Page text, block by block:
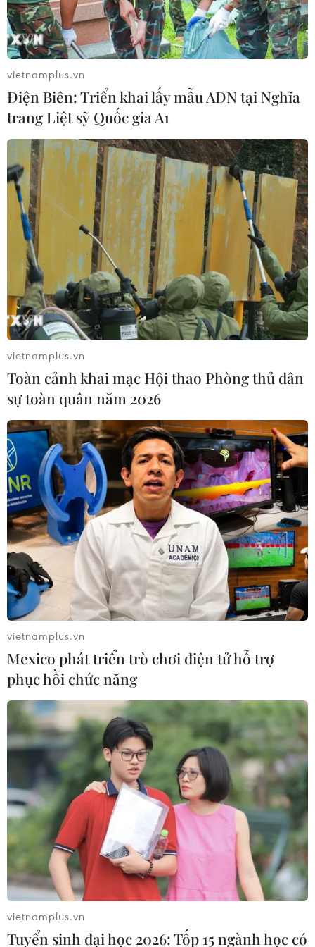
7.500 phiến quân Syria thân Thổ Nhĩ Kỳ
tiếp tục đổ về Libya
25/04/2020 13:44
Thổ Nhĩ Kỳ đã đề nghị mức lương 2.000 USD/tháng
dành cho các phiến quân Syria đồng ý đến Libya tham
chiến theo hợp đồng có thời hạn từ 3-6 tháng.
Syria chặn đứng cuộc tấn công từ không
phận Liban
27/04/2020 04:01
Hệ thống phòng không của Syria đã chặn đứng "hành
động xâm lược của Israel" từ không phận Liban, và bắn
hạ một số rocket trước khi chúng đến mục tiêu.
Syria: 7 người thương vong trong vụ không
vietnamplus.vn
Điện Biên: Triển khai lấy mẫu ADN tại Nghĩa
trang Liệt sỹ Quốc gia A1
vietnamplus.vn
Toàn cảnh khai mạc Hội thao Phòng thủ dân
sự toàn quân năm 2026
vietnamplus.vn
Mexico phát triển trò chơi điện tử hỗ trợ
phục hồi chức năng
vietnamplus.vn
Tuyển sinh đại học 2026: Tốp 15 ngành học có